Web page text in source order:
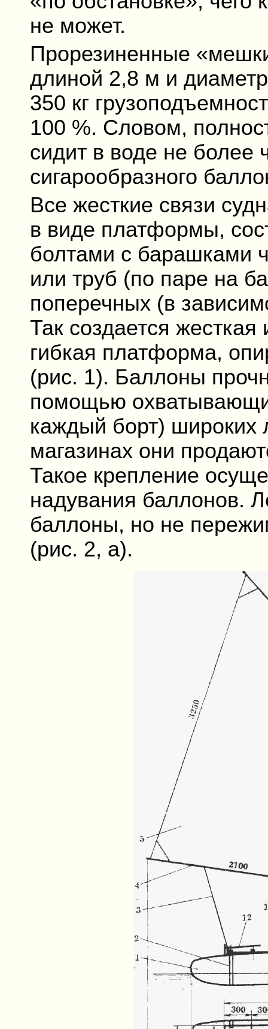
не может.
Прорезиненные
длиной 2,8 м и
350 кг
100 %. Словом,
сидит в воде не более
сигарообразного
Все жесткие связи
в виде платформы,
болтами с барашками
или труб (по паре на
поперечных (в
Так создается
гибкая платформа,
(рис. 1). Баллоны
помощью
каждый борт) широких
магазинах они
Такое крепление
надувания баллонов.
баллоны, но не
(рис. 2, а).